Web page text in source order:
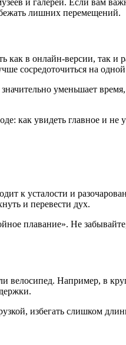
и галерей. Если вам
лишних перемещений.
в онлайн-версии, так и
сосредоточиться на
уменьшает
к усталости и
и перевести дух.
плавание». Не
Например, в
избегать слишком